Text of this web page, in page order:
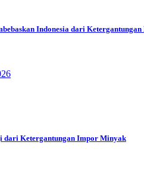
Indonesia dari
dari Ketergantungan Impor Minyak